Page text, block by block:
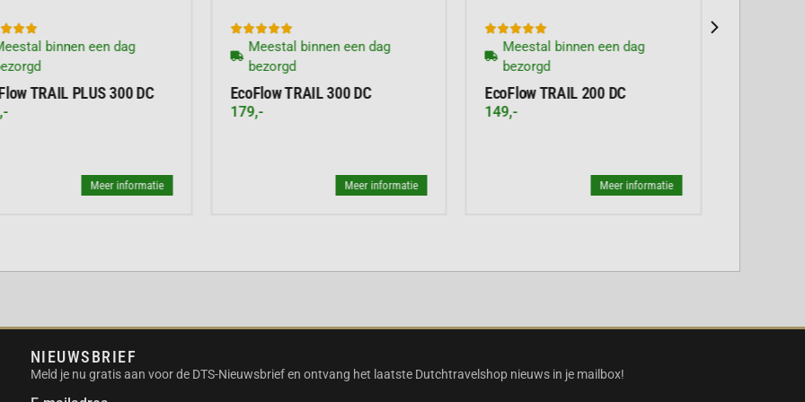

binnen een dag
TRAIL PLUS 300 DC
Meer informatie

Meestal binnen een dag
bezorgd
EcoFlow TRAIL 300 DC
179,-
Meer informatie

Meestal binnen een dag
bezorgd
EcoFlow TRAIL 200 DC
149,-
Meer informatie
NIEUWSBRIEF
Meld je nu gratis aan voor de DTS-Nieuwsbrief en ontvang het laatste Dutchtravelshop nieuws in je mailbox!